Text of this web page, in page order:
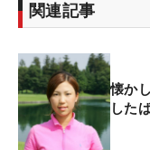
関連記事
懐か
した